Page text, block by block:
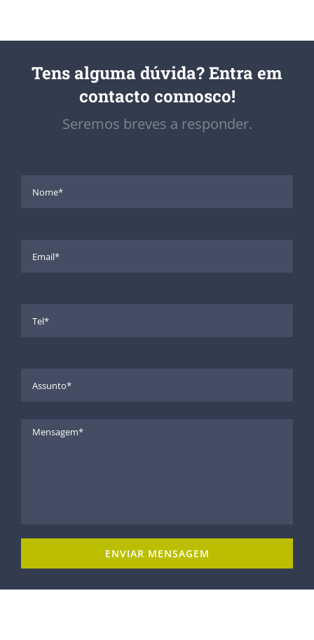
Tens alguma dúvida? Entra em
contacto connosco!
Seremos breves a responder.